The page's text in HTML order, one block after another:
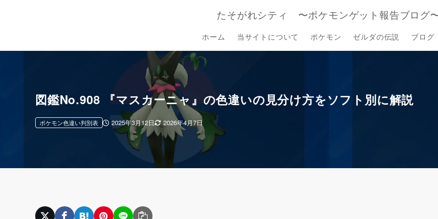
たそがれシティ 〜ポケモンゲット報告ブログ
ホーム 当サイトについて ポケモン ゼルダの伝説 ブログ
図鑑No.908 『マスカーニャ』の色違いの見分け方をソフト別に解説
2025年3月12日 2026年4月7日
ポケモン色違い判別表